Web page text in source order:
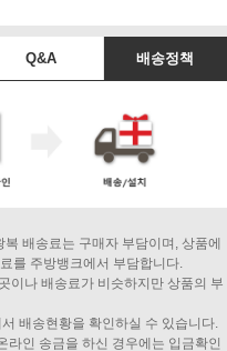
Q&A 배송정책
복 배송료는 구매자 부담이며, 상품에
를 주방뱅크에서 부담합니다.
이나 배송료가 비슷하지만 상품의 부
배송현황을 확인하실 수 있습니다.
라인 송금을 하신 경우에는 입금확인